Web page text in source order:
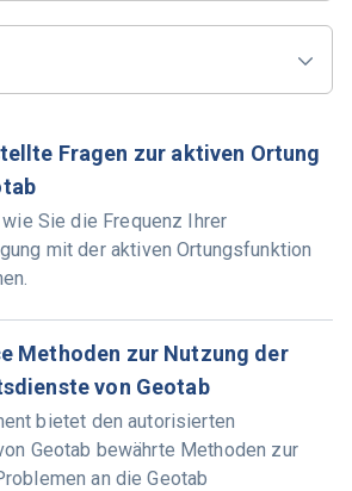
Fragen zur aktiven Ortung
wie Sie die Frequenz Ihrer
mit der aktiven Ortungsfunktion
Methoden zur Nutzung der
von Geotab
bietet den autorisierten
Geotab bewährte Methoden zur
an die Geotab